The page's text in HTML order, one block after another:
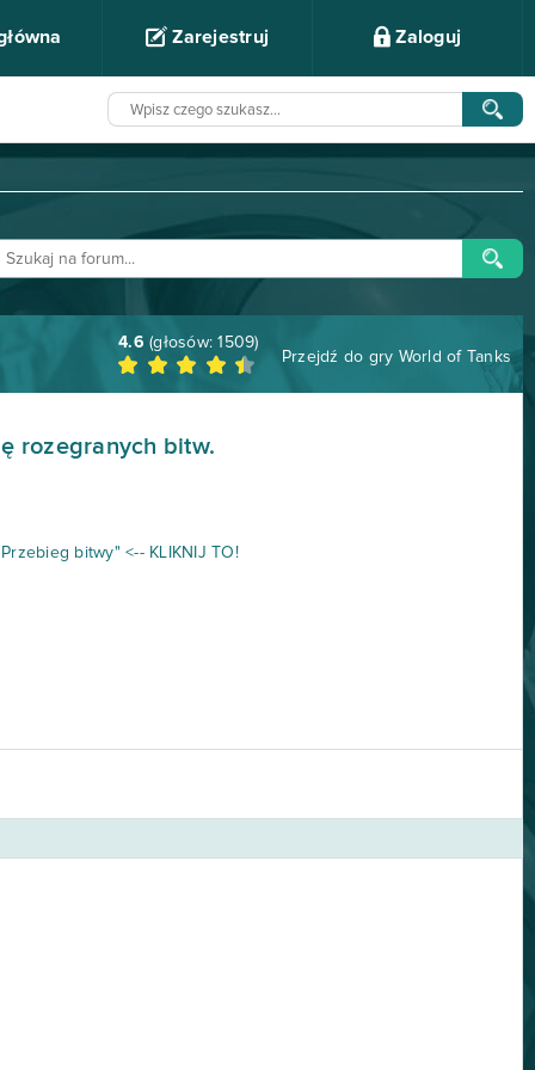
Zarejestruj Zaloguj
4.6 (głosów:1509)
Przejdź do gry World of Tanks
rozegranych bitw.
bitwy" <-- KLIKNIJ TO!